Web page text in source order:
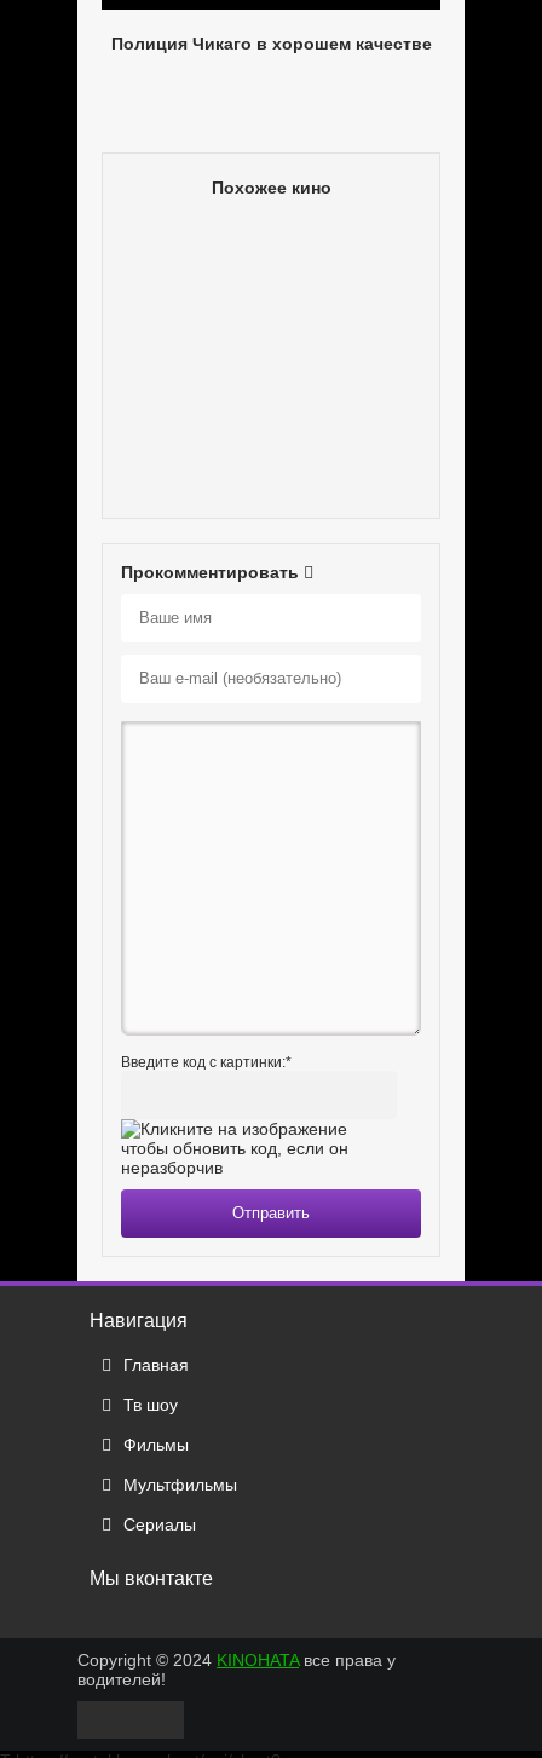
Полиция Чикаго в хорошем качестве
Похожее кино
Прокомментировать
Введите код с картинки:*
Отправить
Навигация
Главная
Тв шоу
Фильмы
Мультфильмы
Сериалы
Мы вконтакте
Copyright © 2024 KINOHATAвсе права у
водителей!